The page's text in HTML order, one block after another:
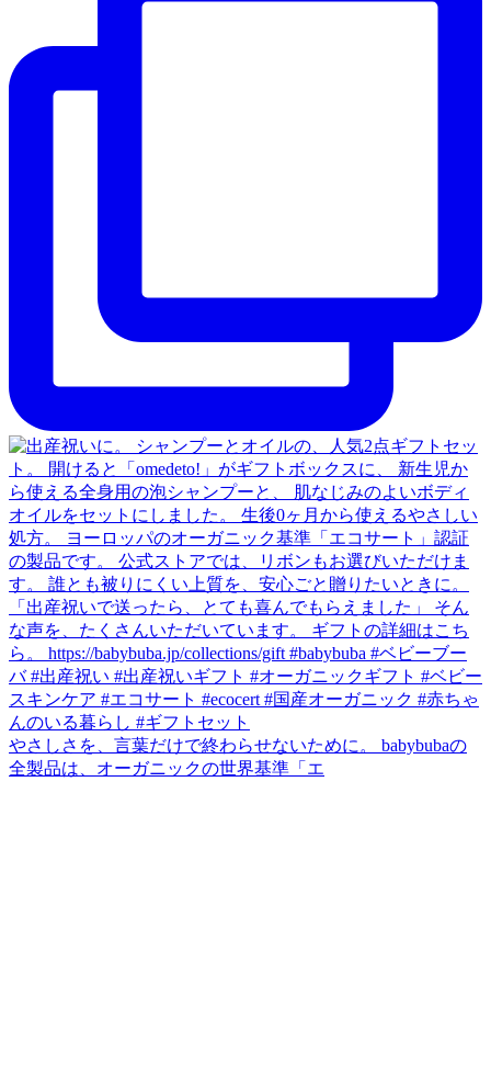
やさしさを、言葉だけで終わらせないために。 babybubaの
全製品は、オーガニックの世界基準「エ